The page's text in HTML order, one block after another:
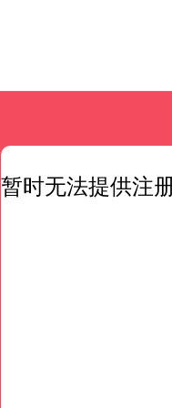
暂时无法提供注